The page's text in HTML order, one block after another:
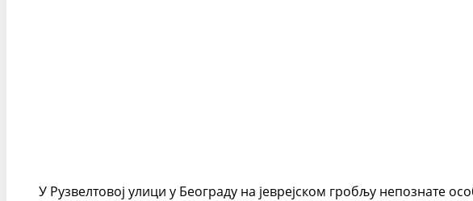
У Рузвелтовој улици у Београду на јеврејском гробљу непознате